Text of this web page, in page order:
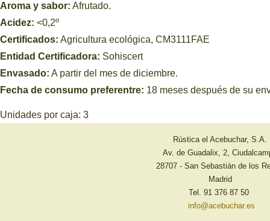
Aroma y sabor: Afrutado.
Acidez: <0,2º
Certificados: Agricultura ecológica, CM3111FAE
Entidad Certificadora: Sohiscert
Envasado: A partir del mes de diciembre.
Fecha de consumo preferentre: 18 meses después de su
Unidades por caja: 3
Rústica el Acebuchar, S.A.
Av. de Guadalix, 2,
28707 - San Sebastián de los
Madrid
Tel. 91 376 87 50
info@acebuchar.es